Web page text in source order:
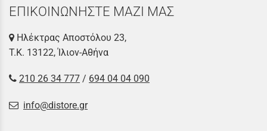
ΕΠΙΚΟΙΝΩΝΗΣΤΕ ΜΑΖΙ ΜΑΣ
Ηλέκτρας Αποστόλου 23,
Τ.Κ. 13122, Ίλιον-Αθήνα
210 26 34 777 / 694 04 04 090
info@distore.gr